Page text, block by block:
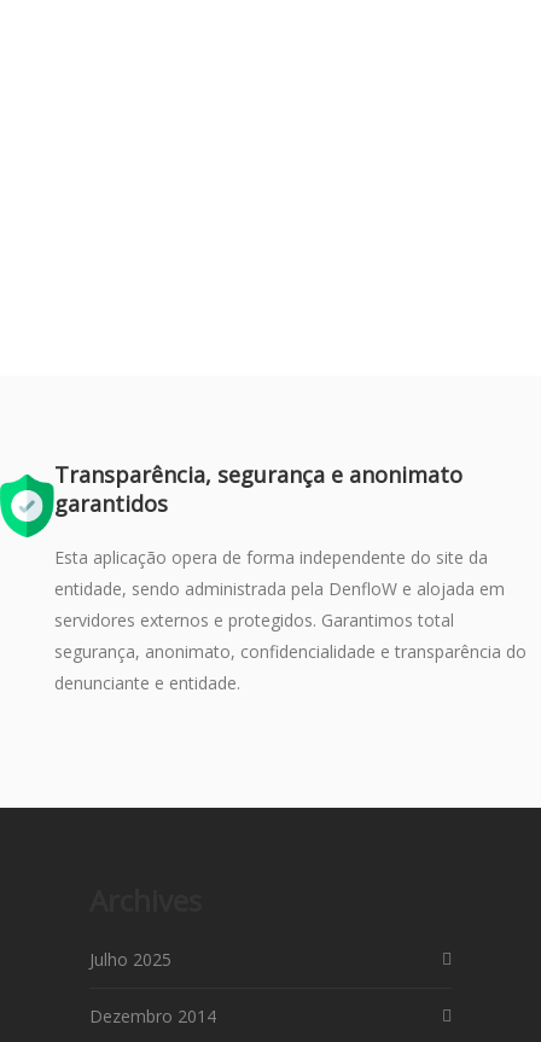
Transparência, segurança e anonimato
garantidos
Esta aplicação opera de forma independente do site da
entidade, sendo administrada pela DenfloW e alojada em
servidores externos e protegidos. Garantimos total
segurança, anonimato, confidencialidade e transparência do
denunciante e entidade.
Julho 2025
Dezembro 2014